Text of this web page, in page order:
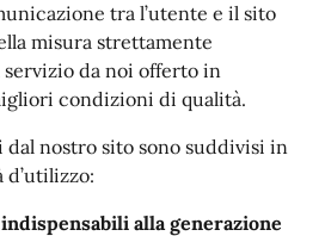
tra l’utente e il sito
misura strettamente
da noi offerto in
condizioni di qualità.
nostro sito sono suddivisi in
alla generazione